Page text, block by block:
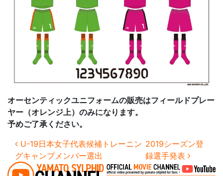
オーセンティックユニフォームの販売はフィールドプレー
ヤー（オレンジ上）のみになります。
予めご了承ください。
投稿ナビゲーション
U-19日本女子代表候補トレーニン
グキャンプメンバー選出
2019シーズン登
録選手発表